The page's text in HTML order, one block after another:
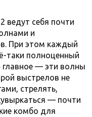
ведут себя почти
и
При этом каждый
таки полноценный
— эти волны
выстрелов не
стрелять,
— почти
комбо для